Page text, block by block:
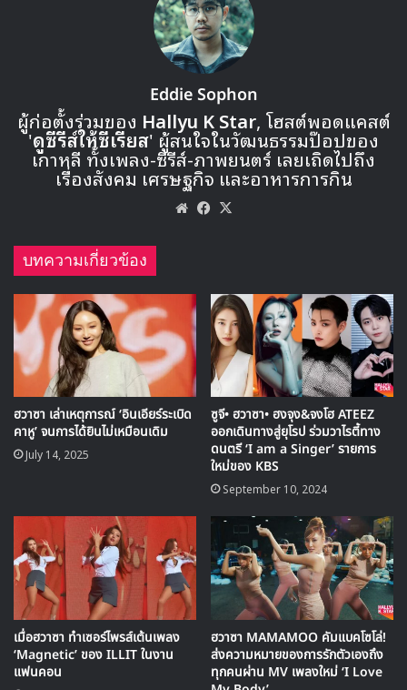
🎙GYUBIN ปลื้มเมืองไทยขนาดไหน? ถึงกลับมาถ่าย
MV เพลงใหม่ LIKE U 100 ที่กรุงเทพ
▶ คลิกดูสัมภาษณ์พิเศษ
Eddie Sophon
ผู้ก่อตั้งร่วมของ Hallyu K Star, โฮสต์พอดแคสต์
'ดูซีรีส์ให้ซีเรียส' ผู้สนใจในวัฒนธรรมป๊อปของ
เกาหลี ทั้งเพลง-ซีรีส์-ภาพยนตร์ เลยเถิดไปถึง
เรื่องสังคม เศรษฐกิจ และอาหารการกิน
WebsiteFacebook
บทความเกี่ยวข้อง
ฮวาซา เล่าเหตุการณ์ ‘อินเอียร์ระเบิด
คาหู’ จนการได้ยินไม่เหมือนเดิม
July 14, 2025
ซูจี• ฮวาซา• ฮงจุง&จงโฮ ATEEZ
ออกเดินทางสู่ยุโรป ร่วมวาไรตี้ทาง
ดนตรี ‘I am a Singer’ รายการ
ใหม่ของ KBS
September 10, 2024
เมื่อฮวาซา ทำเซอร์ไพรส์เต้นเพลง
‘Magnetic’ ของ ILLIT ในงาน
แฟนคอน
ฮวาซา MAMAMOO คัมแบคโซโล่!
ส่งความหมายของการรักตัวเองถึง
ทุกคนผ่าน MV เพลงใหม่ ‘I Love